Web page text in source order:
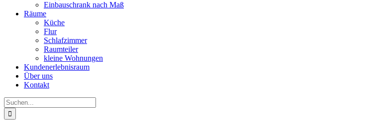
Einbauschrank nach Maß
Räume
Küche
Flur
Schlafzimmer
Raumteiler
kleine Wohnungen
Kundenerlebnisraum
Über uns
Kontakt
Suche
nach: